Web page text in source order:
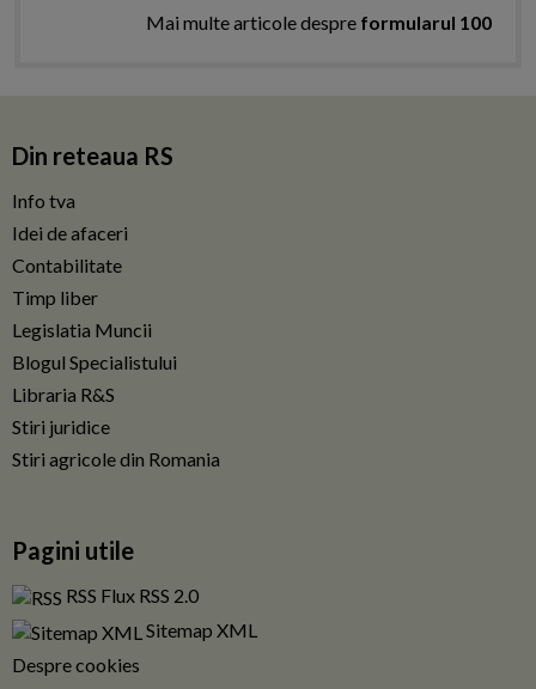
Mai multe articole despre formularul 100
Din reteaua RS
Info tva
Idei de afaceri
Contabilitate
Timp liber
Legislatia Muncii
Blogul Specialistului
Libraria R&S
Stiri juridice
Stiri agricole din Romania
Pagini utile
RSS Flux RSS 2.0
Sitemap XML
Despre cookies